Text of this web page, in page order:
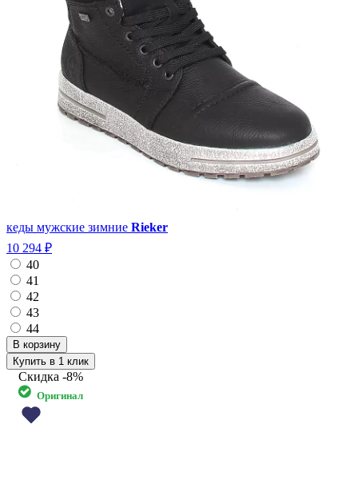
кеды мужские зимние Rieker
10 294 ₽
40
41
42
43
44
Купить в 1 клик
Скидка -8%
Оригинал